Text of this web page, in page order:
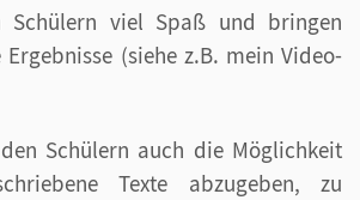
Schülern viel Spaß und bringen
(siehe z.B. mein Video-
Schülern auch die Möglichkeit
Texte abzugeben, zu